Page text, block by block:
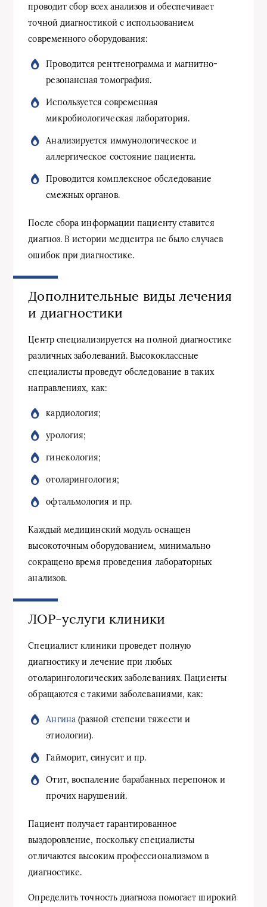
проводит сбор всех анализов и обеспечивает
точной диагностикой с использованием
современного оборудования:
Проводится рентгенограмма и магнитно-
резонансная томография.
Используется современная
микробиологическая лаборатория.
Анализируется иммунологическое и
аллергическое состояние пациента.
Проводится комплексное обследование
смежных органов.
После сбора информации пациенту ставится
диагноз. В истории медцентра не было случаев
ошибок при диагностике.
Дополнительные виды лечения
и диагностики
Центр специализируется на полной диагностике
различных заболеваний. Высококлассные
специалисты проведут обследование в таких
направлениях, как:
кардиология;
урология;
гинекология;
отоларингология;
офтальмология и пр.
Каждый медицинский модуль оснащен
высокоточным оборудованием, минимально
сокращено время проведения лабораторных
анализов.
ЛОР-услуги клиники
Специалист клиники проведет полную
диагностику и лечение при любых
отоларингологических заболеваниях. Пациенты
обращаются с такими заболеваниями, как:
Ангина(разной степени тяжести и
этиологии).
Гайморит, синусит и пр.
Отит, воспаление барабанных перепонок и
прочих нарушений.
Пациент получает гарантированное
выздоровление, поскольку специалисты
отличаются высоким профессионализмом в
диагностике.
Определить точность диагноза помогает широкий